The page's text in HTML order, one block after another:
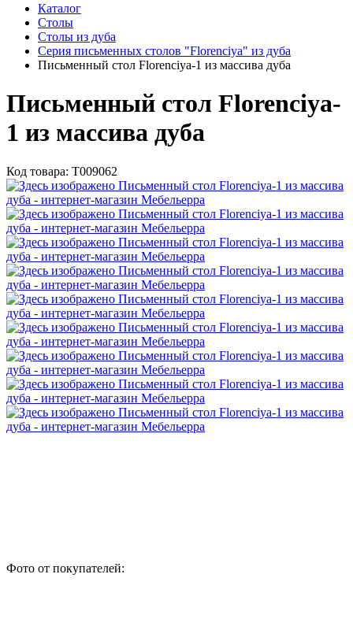
Каталог
Столы
Столы из дуба
Серия письменных столов "Florenciya" из дуба
Письменный стол Florenciya-1 из массива дуба
Письменный стол Florenciya-
1 из массива дуба
Код товара: Т009062
Фото от покупателей: